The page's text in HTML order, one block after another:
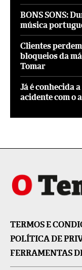
BONS SONS:
música
Clientes
bloqueios da
Tomar
Já é conhecida
acidente com o
TERMOS E
POLÍTICA DE
FERRAMENTAS